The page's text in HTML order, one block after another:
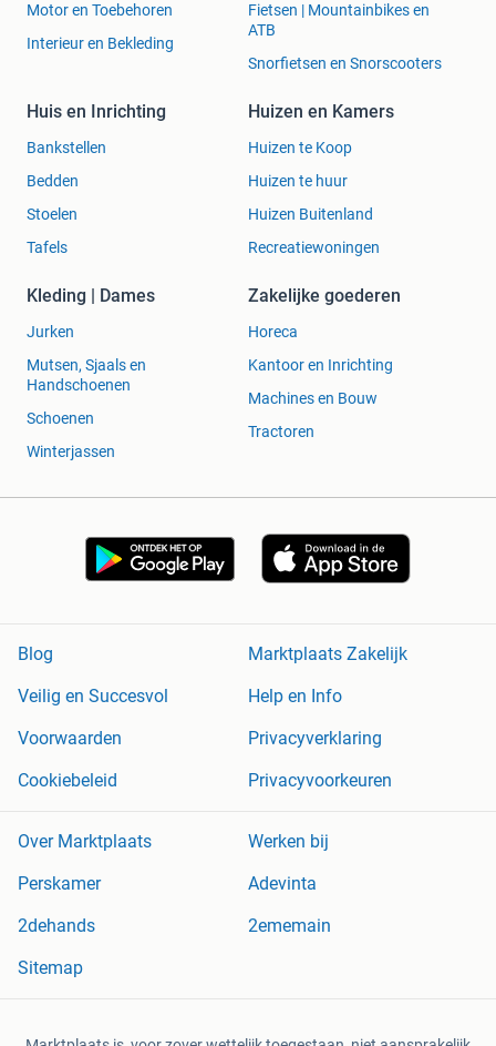
Motor en Toebehoren
Interieur en Bekleding
Fietsen | Mountainbikes en
ATB
Snorfietsen en Snorscooters
Huis en Inrichting
Bankstellen
Bedden
Stoelen
Tafels
Huizen en Kamers
Huizen te Koop
Huizen te huur
Huizen Buitenland
Recreatiewoningen
Kleding | Dames
Jurken
Mutsen, Sjaals en
Handschoenen
Schoenen
Winterjassen
Zakelijke goederen
Horeca
Kantoor en Inrichting
Machines en Bouw
Tractoren
Blog
Marktplaats Zakelijk
Veilig en Succesvol
Help en Info
Voorwaarden
Privacyverklaring
Cookiebeleid
Privacyvoorkeuren
Over Marktplaats
Werken bij
Perskamer
Adevinta
2dehands
2ememain
Sitemap